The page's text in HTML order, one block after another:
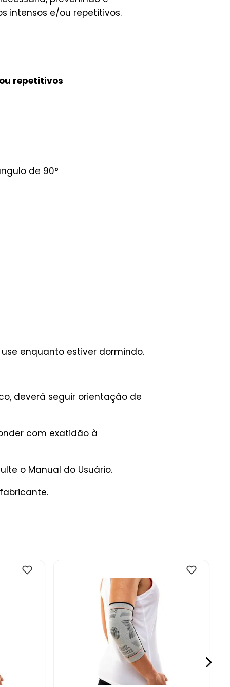
intensos e/ou repetitivos.
repetitivos
de 90°
enquanto estiver dormindo.
deverá seguir orientação de
com exatidão à
o Manual do Usuário.